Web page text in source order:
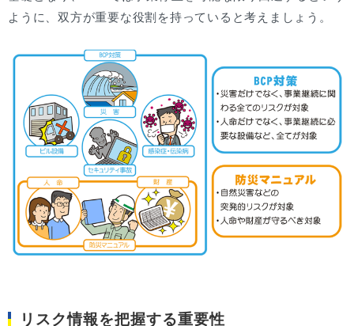
ように、双方が重要な役割を持っていると考えましょう。
リスク情報を把握する重要性